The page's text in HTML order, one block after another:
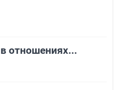
отношениях...